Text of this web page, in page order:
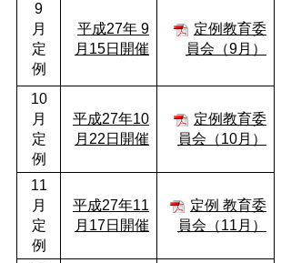
9
月
定
例
平成27年 9
月15日開催
定例教育委
員会（9月）
10
月
定
例
平成27年10
月22日開催
定例教育委
員会（10月）
11
月
定
例
平成27年11
月17日開催
定例 教育委
員会（11月）